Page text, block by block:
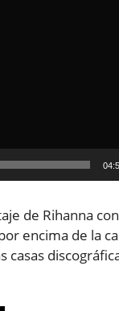
de Rihanna con
encima de la